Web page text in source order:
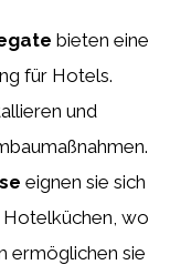
bieten eine
für Hotels.
und
eignen sie sich
Hotelküchen, wo
ermöglichen sie